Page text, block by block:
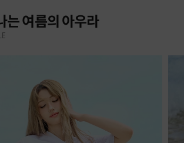
는 여름의 아우라